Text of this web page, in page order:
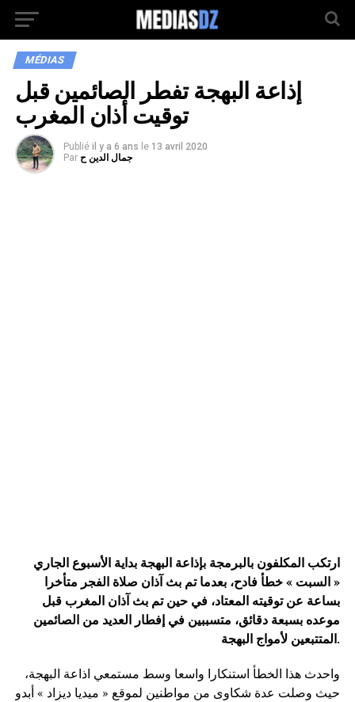
MÉDIAS
إذاعة البهجة تفطر الصائمين قبل
توقيت أذان المغرب
Publié il y a 6 ans le 13 avril 2020
Par جمال الدين ح
ارتكب المكلفون بالبرمجة بإذاعة البهجة بداية الأسبوع الجاري
« السبت » خطأ فادح، بعدما تم بث آذان صلاة الفجر متأخرا
بساعة عن توقيته المعتاد، في حين تم بث آذان المغرب قبل
موعده بسبعة دقائق، متسببين في إفطار العديد من الصائمين
المتتبعين لأمواج البهجة.
واحدث هذا الخطأ استنكارا واسعا وسط مستمعي اذاعة البهجة،
حيث وصلت عدة شكاوى من مواطنين لموقع « ميديا ديزاد » أبدو